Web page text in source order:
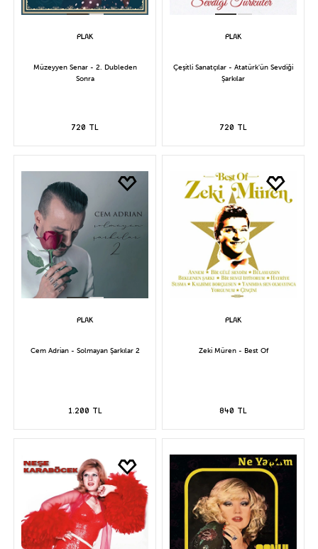
Müzeyyen Senar - 2. Dubleden
Sonra
720 TL
Çeşitli Sanatçılar - Atatürk'ün Sevdiği
Şarkılar
720 TL
Cem Adrian - Solmayan Şarkılar 2
1.200 TL
Zeki Müren - Best Of
840 TL